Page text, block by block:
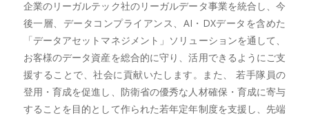
企業のリーガルテック社のリーガルデータ事業を統合し、今
後一層、データコンプライアンス、AI・DXデータを含めた
「データアセットマネジメント」ソリューションを通して、
お客様のデータ資産を総合的に守り、活用できるようにご支
援することで、社会に貢献いたします。また、 若手隊員の
登用・育成を促進し、防衛省の優秀な人材確保・育成に寄与
することを目的として作られた若年定年制度を支援し、先端